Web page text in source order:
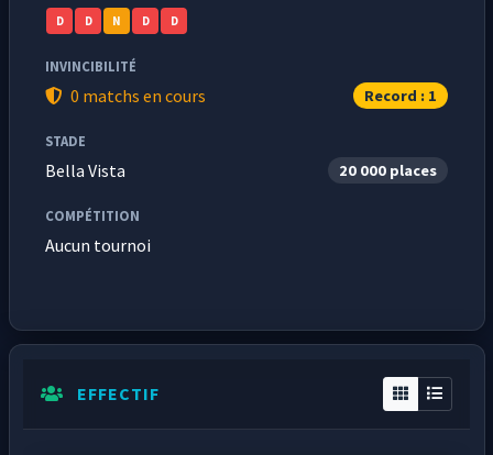
D D N D D
INVINCIBILITÉ
0 matchs en cours Record : 1
STADE
Bella Vista 20 000 places
COMPÉTITION
Aucun tournoi
EFFECTIF